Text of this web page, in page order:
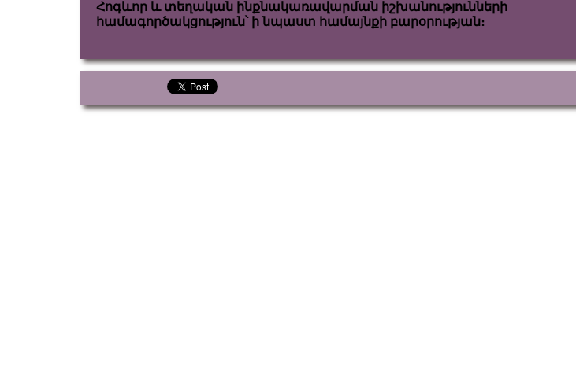
Հոգևոր և տեղական ինքնակառավարման իշխանությունների
համագործակցություն՝ ի նպաստ համայնքի բարօրության։